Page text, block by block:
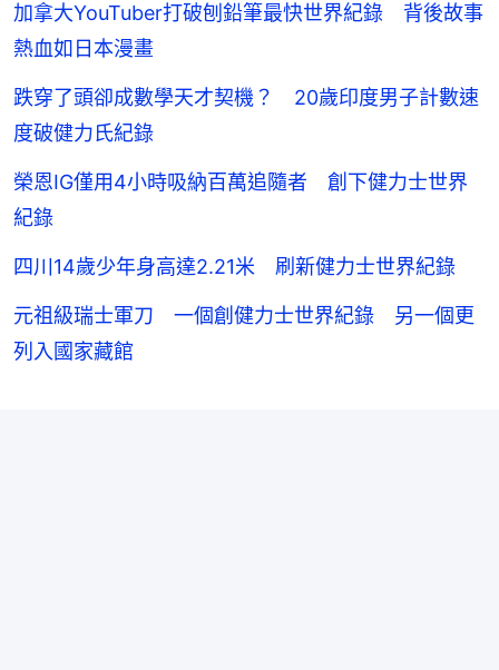
加拿大YouTuber打破刨鉛筆最快世界紀錄 背後故事
熱血如日本漫畫
跌穿了頭卻成數學天才契機？ 20歲印度男子計數速
度破健力氏紀錄
榮恩IG僅用4小時吸納百萬追隨者 創下健力士世界
紀錄
四川14歲少年身高達2.21米 刷新健力士世界紀錄
元祖級瑞士軍刀 一個創健力士世界紀錄 另一個更
列入國家藏館